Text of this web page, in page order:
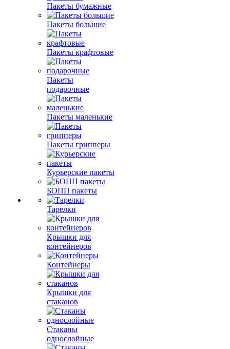
Пакеты бумажные
Пакеты большие
Пакеты крафтовые
Пакеты
подарочные
Пакеты маленькие
Пакеты грипперы
Курьерские пакеты
БОПП пакеты
Тарелки
Крышки для
контейнеров
Контейнеры
Крышки для
стаканов
Стаканы
однослойные